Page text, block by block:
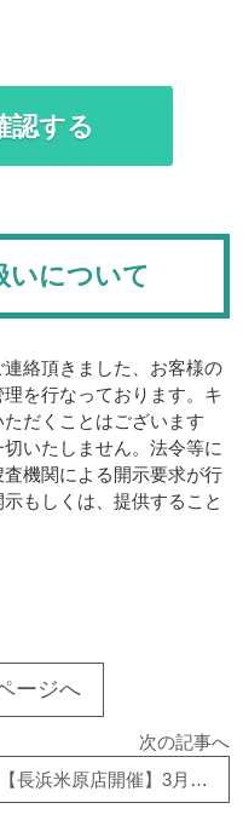
いについて
絡頂きました、お客様の
を行なっております。キ
だくことはございます
いたしません。法令等に
機関による開示要求が行
もしくは、提供すること
ージへ
次の記事へ
【長浜米原店開催】3月14日(土)・15日(日) リフォーム相談会